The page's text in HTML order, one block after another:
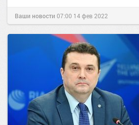
Ваши новости 07:00 14 фев 2022